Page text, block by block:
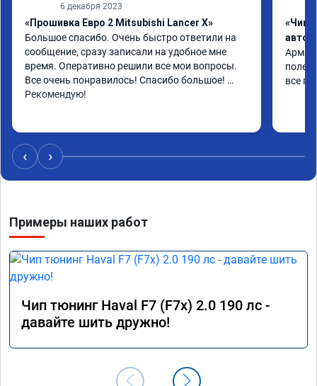
6 декабря 2023
«Прошивка Евро 2 Mitsubishi Lancer X»
Большое спасибо. Очень быстро ответили на
сообщение, сразу записали на удобное мне
время. Оперативно решили все мои вопросы.
Все очень понравилось! Спасибо большое!
Рекомендую!
«Чип
Арман
полет
все
‹ ›
Примеры наших работ
Чип тюнинг Haval F7 (F7x) 2.0 190 лс -
давайте шить дружно!